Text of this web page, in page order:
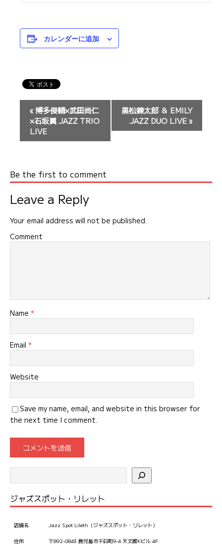
カレンダーに追加
ト
ビ
ゲ
ー
ョ
ン
«博多俊輔×武田尚仁
×石坂眞 JAZZ TRIO
LIVE
黒松錬太郎 ＆ EMILY
JAZZ DUO LIVE»
Be the first to comment
Leave a Reply
Your email address will not be published.
Comment
Name *
Email *
Website
Save my name, email, and website in this browser for
the next time I comment.
ジャズスポット・リレット
店舗名 Jazz Spot Lileth（ジャズスポット・リレット）
住所 〒892-0843 鹿児島市千日町9-4 天文館Kビル 4F